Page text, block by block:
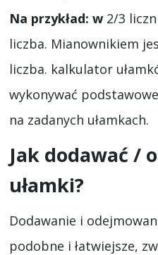
Na przykład: w 2/3
liczba. Mianownikiem
liczba. kalkulator
wykonywać
na zadanych ułamkach.
Jak dodawać /
ułamki?
Dodawanie i
podobne i łatwiejsze,